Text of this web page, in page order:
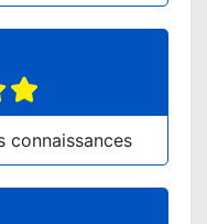
connaissances